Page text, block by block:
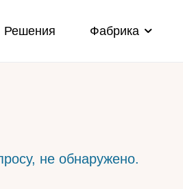
Решения Фабрика
не обнаружено.